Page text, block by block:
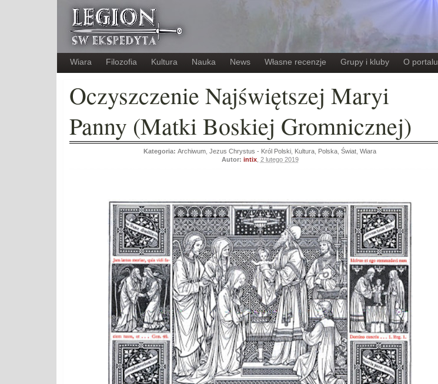
Wiara Filozofia Kultura Nauka News Własne recenzje Grupy i kluby O portalu
Oczyszczenie Najświętszej Maryi
Panny (Matki Boskiej Gromnicznej)
Kategoria: Archiwum Jezus Chrystus - Król Polski Kultura Polska Świat Wiara
Autor: intix, 2 lutego 2019